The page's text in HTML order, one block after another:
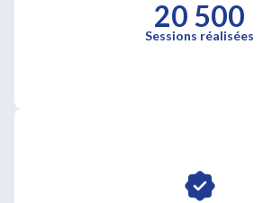
20 500
Sessions réalisées